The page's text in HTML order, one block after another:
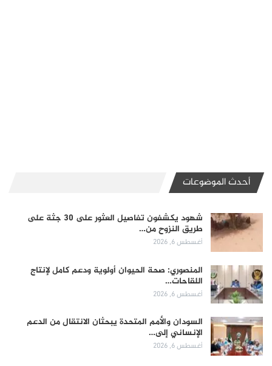
أحدث الموضوعات
شهود يكشفون تفاصيل العثور على 30 جثة على
طريق النزوح من…
أغسطس 6, 2026
المنصوري: صحة الحيوان أولوية ودعم كامل لإنتاج
اللقاحات…
أغسطس 6, 2026
السودان والأمم المتحدة يبحثان الانتقال من الدعم
الإنساني إلى…
أغسطس 6, 2026